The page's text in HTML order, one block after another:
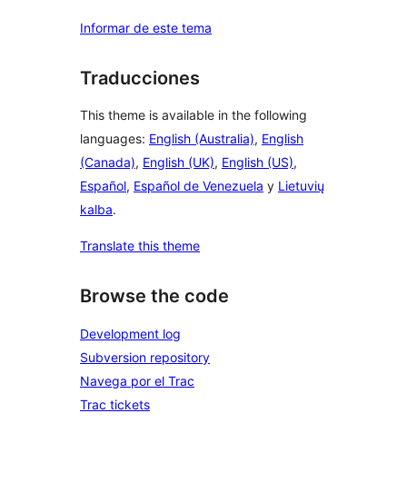
Informar de este tema
Traducciones
This theme is available in the following
languages: English (Australia), English
(Canada), English (UK), English (US),
Español, Español de Venezuela y Lietuvių
kalba.
Translate this theme
Browse the code
Development log
Subversion repository
Navega por el Trac
Trac tickets